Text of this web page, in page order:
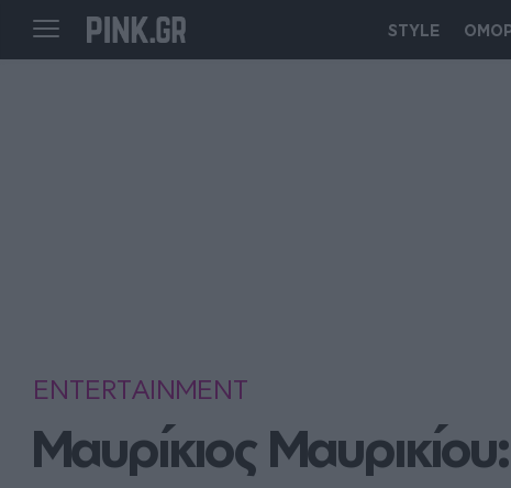
STYLE
ENTERTAINMENT
Μαυρίκιος